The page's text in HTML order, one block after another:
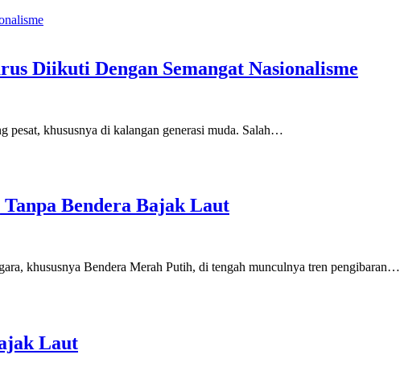
Diikuti Dengan Semangat Nasionalisme
pesat, khususnya di kalangan generasi muda. Salah…
Bendera Bajak Laut
khususnya Bendera Merah Putih, di tengah munculnya tren pengibaran…
Laut